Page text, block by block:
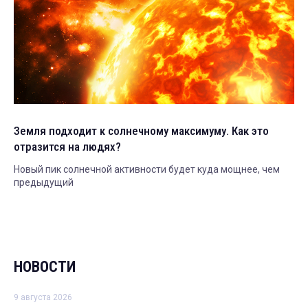
Земля подходит к солнечному максимуму. Как это
отразится на людях?
Новый пик солнечной активности будет куда мощнее, чем
предыдущий
НОВОСТИ
9 августа 2026